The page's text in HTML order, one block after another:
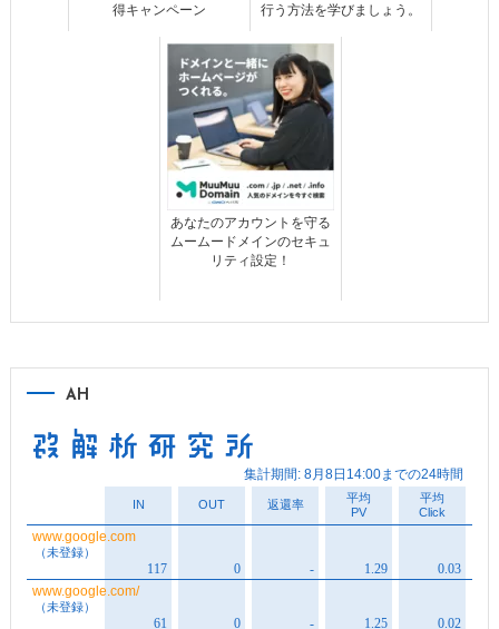
得キャンペーン
行う方法を学びましょう。
あなたのアカウントを守る
ムームードメインのセキュ
リティ設定！
AH